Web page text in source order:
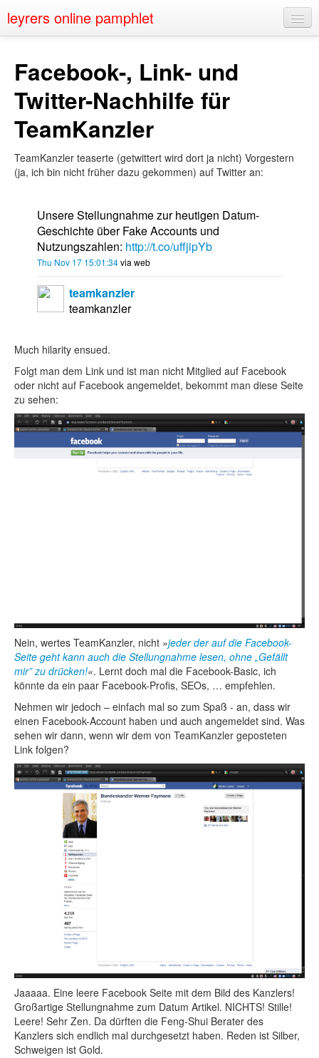
leyrers online pamphlet
About
Public Speaking
Nerd Events
Contact
Facebook-, Link- und
Twitter-Nachhilfe für
TeamKanzler
TeamKanzler teaserte (getwittert wird dort ja nicht) Vorgestern
(ja, ich bin nicht früher dazu gekommen) auf Twitter an:
Unsere Stellungnahme zur heutigen Datum-
Geschichte über Fake Accounts und
Nutzungszahlen: http://t.co/uffjipYb
Thu Nov 17 15:01:34via web
teamkanzler
teamkanzler
Much hilarity ensued.
Folgt man dem Link und ist man nicht Mitglied auf Facebook
oder nicht auf Facebook angemeldet, bekommt man diese Seite
zu sehen:
Nein, wertes TeamKanzler, nicht jeder der auf die Facebook-
Seite geht kann auch die Stellungnahme lesen, ohne „Gefällt
mir” zu drücken! . Lernt doch mal die Facebook-Basic, ich
könnte da ein paar Facebook-Profis, SEOs, … empfehlen.
Nehmen wir jedoch – einfach mal so zum Spaß - an, dass wir
einen Facebook-Account haben und auch angemeldet sind. Was
sehen wir dann, wenn wir dem von TeamKanzler geposteten
Link folgen?
Jaaaaa. Eine leere Facebook Seite mit dem Bild des Kanzlers!
Großartige Stellungnahme zum Datum Artikel. NICHTS! Stille!
Leere! Sehr Zen. Da dürften die Feng-Shui Berater des
Kanzlers sich endlich mal durchgesetzt haben. Reden ist Silber,
Schweigen ist Gold.